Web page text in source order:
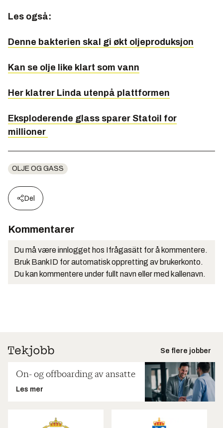
Les også:
Denne bakterien skal gi økt oljeproduksjon
Kan se olje like klart som vann
Her klatrer Linda utenpå plattformen
Eksploderende glass sparer Statoil for
millioner
OLJE OG GASS
Del
Kommentarer
Du må være innlogget hos Ifrågasätt for å kommentere.
Bruk BankID for automatisk oppretting av brukerkonto.
Du kan kommentere under fullt navn eller med kallenavn.
Se flere jobber
On- og offboarding av ansatte
Les mer